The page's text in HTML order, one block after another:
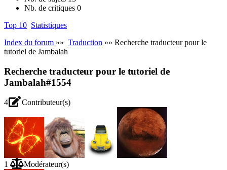
Nb. de critiques 0
Top 10 Statistiques
Index du forum »» Traduction »» Recherche traducteur pour le
tutoriel de Jambalah
Recherche traducteur pour le tutoriel de
Jambalah#1554
4 Contributeur(s)
1 Modérateur(s)